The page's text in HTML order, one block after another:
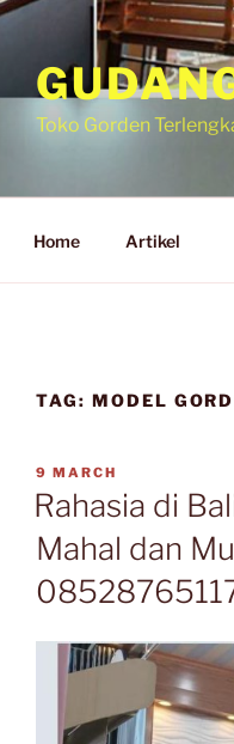
Toko Gorden
Home Artikel
TAG: MODEL
POSTED
ON
9 MARCH
Rahasia di
Mahal dan